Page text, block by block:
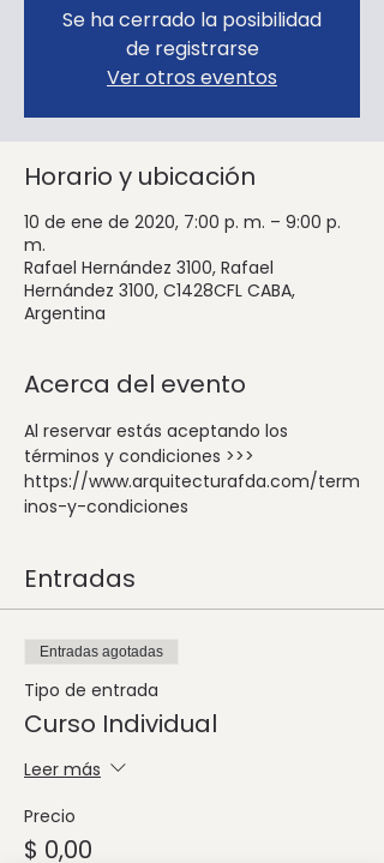
Se ha cerrado la posibilidad
de registrarse
Ver otros eventos
Horario y ubicación
10 de ene de 2020, 7:00 p. m. – 9:00 p.
m.
Rafael Hernández 3100, Rafael
Hernández 3100, C1428CFL CABA,
Argentina
Acerca del evento
Al reservar estás aceptando los
términos y condiciones >>>
https://www.arquitecturafda.com/term
inos-y-condiciones
Entradas
Entradas agotadas
Tipo de entrada
Curso Individual
Leer más
Precio
$ 0,00